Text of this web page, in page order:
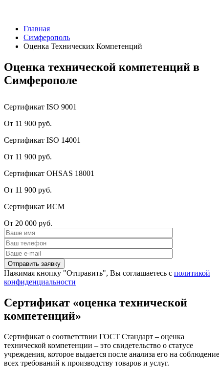
Главная
Симферополь
Оценка Технических Компетенций
Оценка технической компетенций в
Симферополе
Сертификат ISO 9001
От 11 900 руб.
Сертификат ISO 14001
От 11 900 руб.
Сертификат OHSAS 18001
От 11 900 руб.
Сертификат ИСМ
От 20 000 руб.
Нажимая кнопку "Отправить", Вы соглашаетесь с политикой
конфиденциальности
Сертификат «оценка технической
компетенций»
Сертификат о соответствии ГОСТ Стандарт – оценка
технической компетенции – это свидетельство о статусе
учреждения, которое выдается после анализа его на соблюдение
всех требований к производству товаров и услуг.